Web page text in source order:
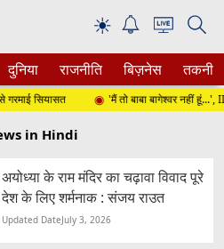
☀
दुनिया राजनीति बिज़नेस तकनीक
सियासत 'मैं तो बाबा बागेश्वर नहीं हूं...', IIT
in Hindi
अयोध्या के राम मंदिर का चढ़ावा विवाद पूरे
देश के लिए शर्मनाक : संजय राउत
Updated DateJuly 3, 2026